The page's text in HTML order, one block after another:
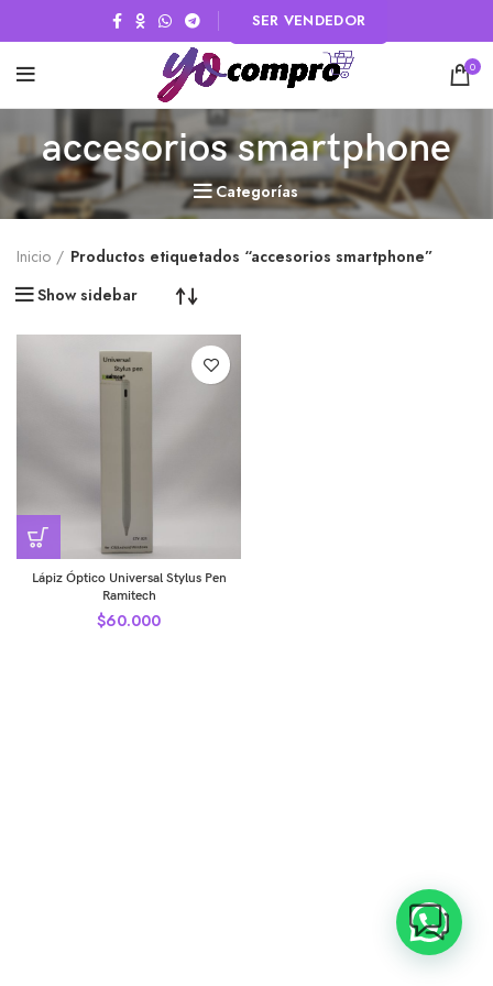
SER VENDEDOR
0
accesorios smartphone
Categorías
Inicio
Productos etiquetados “accesorios smartphone”
Show sidebar
Lápiz Óptico Universal Stylus Pen
Ramitech
$60.000